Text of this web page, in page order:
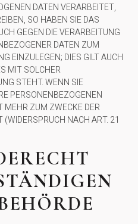
DATEN VERARBEITET,
SO HABEN SIE DAS
GEGEN DIE VERARBEITUNG
DATEN ZUM
EINZULEGEN; DIES GILT AUCH
MIT SOLCHER
STEHT. WENN SIE
PERSONENBEZOGENEN
MEHR ZUM ZWECKE DER
NACH ART. 21